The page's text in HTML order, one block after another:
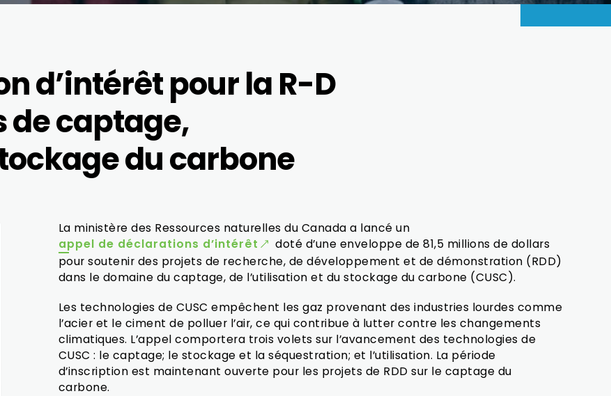
d’intérêt pour la R-D
de captage,
du carbone
La ministère des Ressources naturelles du Canada a lancé un
appel de déclarations d’intérêt
doté d’une enveloppe de 81,5 millions de dollars
pour soutenir des projets de recherche, de développement et de démonstration (RDD)
dans le domaine du captage, de l’utilisation et du stockage du carbone (CUSC).
Les technologies de CUSC empêchent les gaz provenant des industries lourdes comme
l’acier et le ciment de polluer l’air, ce qui contribue à lutter contre les changements
climatiques. L’appel comportera trois volets sur l’avancement des technologies de
CUSC : le captage; le stockage et la séquestration; et l’utilisation. La période
d’inscription est maintenant ouverte pour les projets de RDD sur le captage du
carbone.